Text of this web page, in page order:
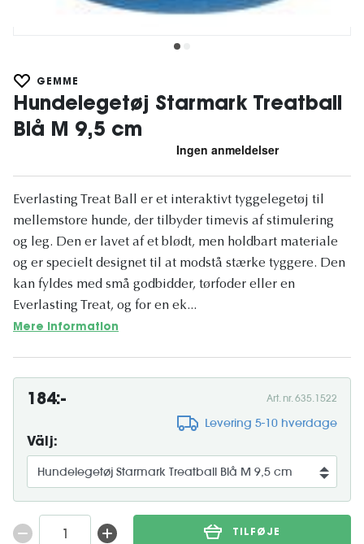
GEMME
Hundelegetøj Starmark Treatball
Blå M 9,5 cm
Everlasting Treat Ball er et interaktivt tyggelegetøj til
mellemstore hunde, der tilbyder timevis af stimulering
og leg. Den er lavet af et blødt, men holdbart materiale
og er specielt designet til at modstå stærke tyggere. Den
kan fyldes med små godbidder, tørfoder eller en
Everlasting Treat, og for en ek...
Mere information
184:- Art. nr. 635.1522
Levering 5-10 hverdage
Välj:
TILFØJE